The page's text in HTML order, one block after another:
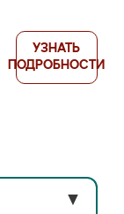
УЗНАТЬ
ПОДРОБНОСТИ
▼